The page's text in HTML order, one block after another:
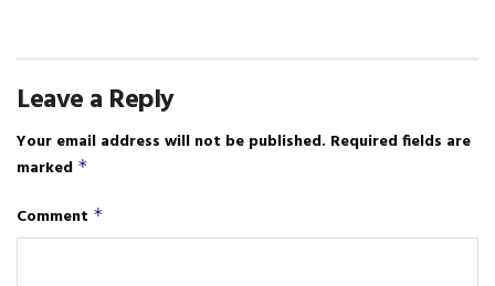
Leave a Reply
Your email address will not be published. Required fields are
marked *
Comment *